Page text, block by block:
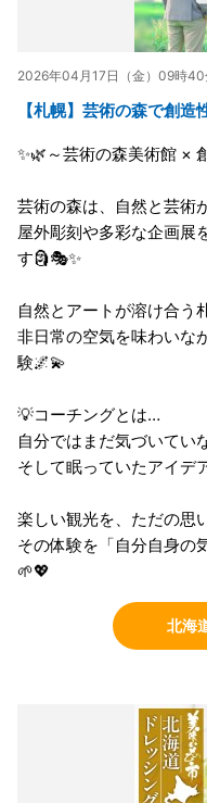
2026年04月17日（金）09時40
【札幌】芸術の森で創
✨🌿～芸術の森美術館 ×
芸術の森は、自然と芸術
屋外彫刻や多彩な企画展
す🗿🎭✨
自然とアートが溶け合う
非日常の空気を味わいな
験🌌💫
💡コーチングとは…
自分ではまだ気づいてい
そして眠っていたアイデ
楽しい観光を、ただの思
その体験を「自分自身の
🌱💖
北海